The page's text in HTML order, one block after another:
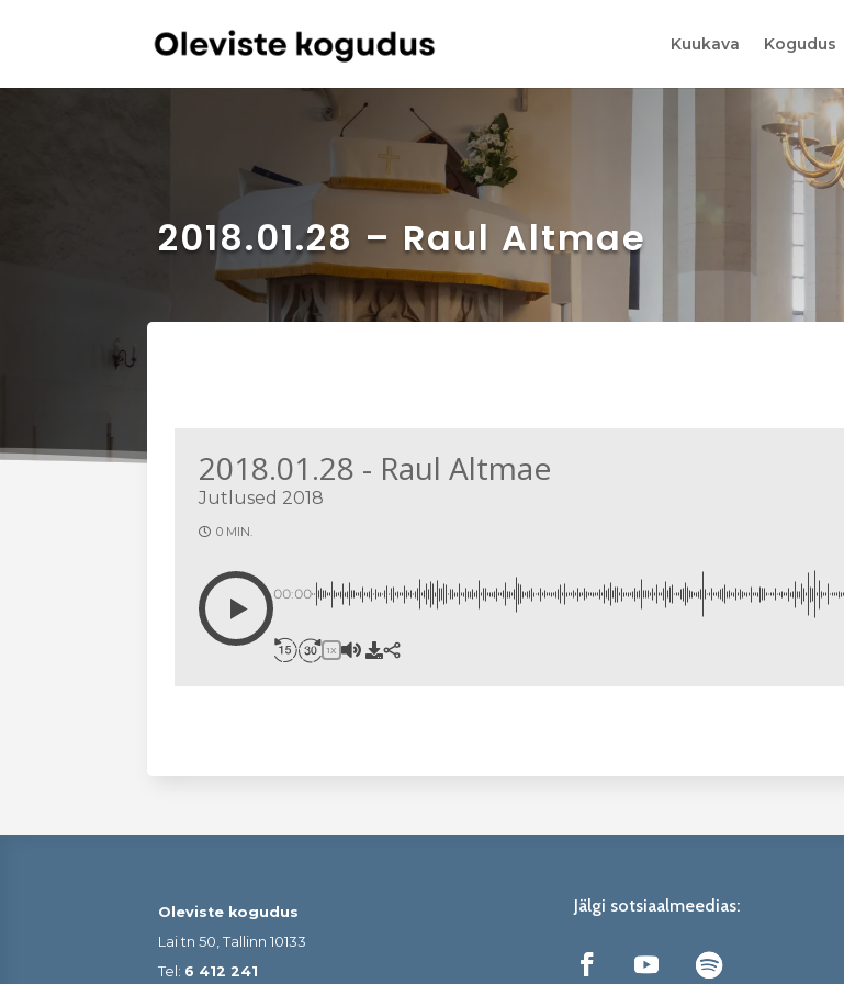
Kuukava Kogudus
2018.01.28 – Raul Altmae
2018.01.28 - Raul Altmae
Jutlused 2018
0 MIN.
00:00
1X
Oleviste kogudus
Lai tn 50, Tallinn 10133
Tel: 6 412 241
Jälgi sotsiaalmeedias: